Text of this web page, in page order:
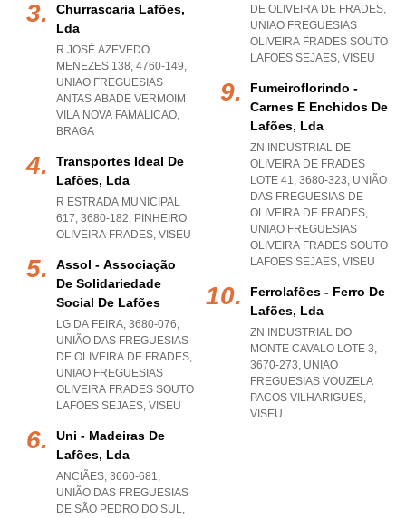
Churrascaria Lafões,
Lda
R JOSÉ AZEVEDO
MENEZES 138, 4760-149,
UNIAO FREGUESIAS
ANTAS ABADE VERMOIM
VILA NOVA FAMALICAO,
BRAGA
Transportes Ideal De
Lafões, Lda
R ESTRADA MUNICIPAL
617, 3680-182, PINHEIRO
OLIVEIRA FRADES, VISEU
Assol - Associação
De Solidariedade
Social De Lafões
LG DA FEIRA, 3680-076,
UNIÃO DAS FREGUESIAS
DE OLIVEIRA DE FRADES,
UNIAO FREGUESIAS
OLIVEIRA FRADES SOUTO
LAFOES SEJAES, VISEU
Uni - Madeiras De
Lafões, Lda
ANCIÃES, 3660-681,
UNIÃO DAS FREGUESIAS
DE SÃO PEDRO DO SUL,
DE OLIVEIRA DE FRADES,
UNIAO FREGUESIAS
OLIVEIRA FRADES SOUTO
LAFOES SEJAES, VISEU
Fumeiroflorindo -
Carnes E Enchidos De
Lafões, Lda
ZN INDUSTRIAL DE
OLIVEIRA DE FRADES
LOTE 41, 3680-323, UNIÃO
DAS FREGUESIAS DE
OLIVEIRA DE FRADES,
UNIAO FREGUESIAS
OLIVEIRA FRADES SOUTO
LAFOES SEJAES, VISEU
Ferrolafões - Ferro De
Lafões, Lda
ZN INDUSTRIAL DO
MONTE CAVALO LOTE 3,
3670-273, UNIAO
FREGUESIAS VOUZELA
PACOS VILHARIGUES,
VISEU